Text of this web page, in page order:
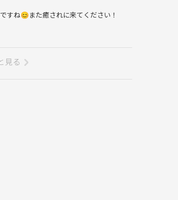
すね😊また癒されに来てください！
見る